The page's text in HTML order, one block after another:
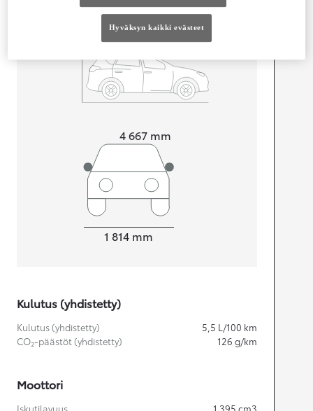
Pituus
4 667 mm
Leveys
1 814 mm
Kulutus (yhdistetty)
Kulutus (yhdistetty) 5,5 L/100 km
CO₂-päästöt (yhdistetty)
126 g/km
Moottori
Iskutilavuus 1 395 cm3
Hyväksyn kaikki evästeet